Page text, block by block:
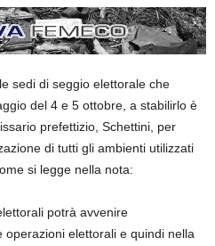
sedi di seggio elettorale che
del 4 e 5 ottobre, a stabilirlo è
prefettizio, Schettini, per
di tutti gli ambienti utilizzati
si legge nella nota:
potrà avvenire
elettorali e quindi nella